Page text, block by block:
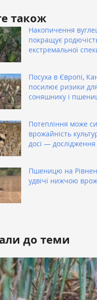
також
Накопичення
покращує
екстремальної
Посуха в Європі,
посилює ризики
соняшнику і
Потепління може
врожайність
досі — дослідження
Пшеницю на
удвічі нижчою
до теми